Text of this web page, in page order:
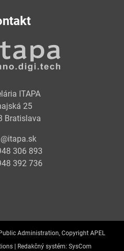
ITAPA
25
Bratislava
306 893
392 736
Administration, Copyright APEL
| Redakčný systém: SysCom